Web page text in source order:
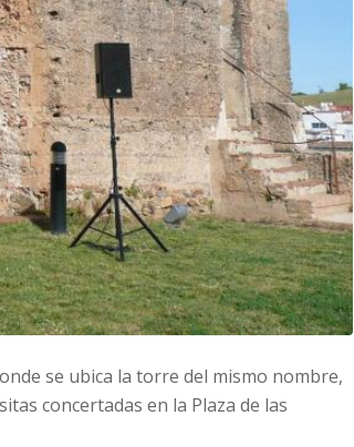
se ubica la torre del mismo nombre,
concertadas en la Plaza de las